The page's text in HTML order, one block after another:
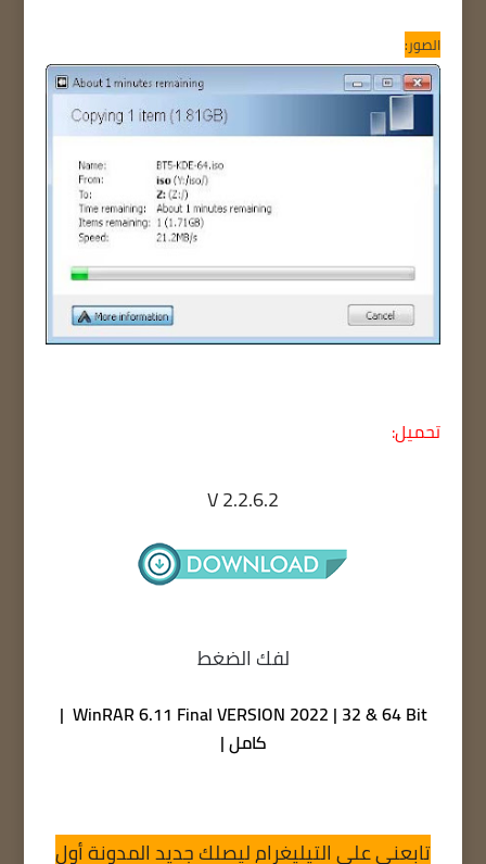
الصور:
تحميل:
V 2.2.6.2
لفك الضغط
WinRAR 6.11 Final VERSION 2022 | 32 & 64 Bit |
كامل |
تابعني على التيليغرام ليصلك جديد المدونة أول